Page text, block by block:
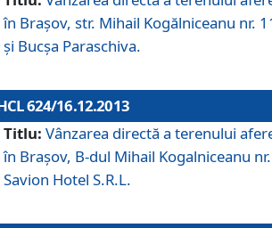
în Braşov, str. Mihail Kogălniceanu nr.
şi Bucşa Paraschiva.
624/16.12.2013
Titlu: Vânzarea directă a terenului
în Braşov, B-dul Mihail Kogalniceanu
Savion Hotel S.R.L.